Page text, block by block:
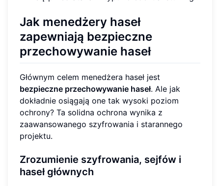
Jak menedżery haseł
zapewniają bezpieczne
przechowywanie haseł
Głównym celem menedżera haseł jest
bezpieczne przechowywanie haseł. Ale jak
dokładnie osiągają one tak wysoki poziom
ochrony? Ta solidna ochrona wynika z
zaawansowanego szyfrowania i starannego
projektu.
Zrozumienie szyfrowania, sejfów i
haseł głównych